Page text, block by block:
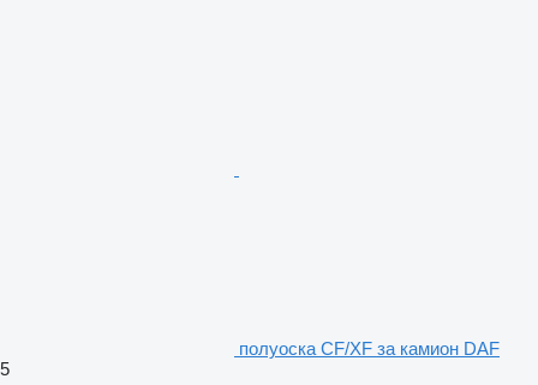
полуоска CF/XF за камион DAF
5